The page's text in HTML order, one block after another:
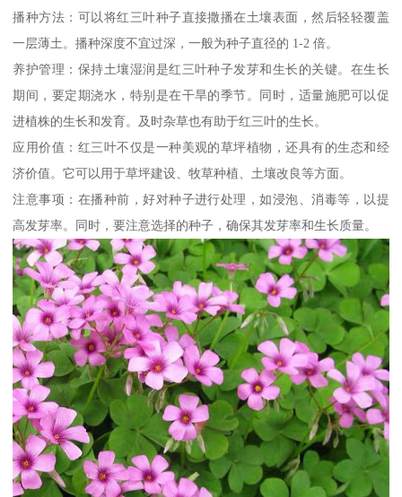
播种方法：可以将红三叶种子直接撒播在土壤表面，然后轻轻覆盖
一层薄土。播种深度不宜过深，一般为种子直径的 1-2 倍。
养护管理：保持土壤湿润是红三叶种子发芽和生长的关键。在生长
期间，要定期浇水，特别是在干旱的季节。同时，适量施肥可以促
进植株的生长和发育。及时杂草也有助于红三叶的生长。
应用价值：红三叶不仅是一种美观的草坪植物，还具有的生态和经
济价值。它可以用于草坪建设、牧草种植、土壤改良等方面。
注意事项：在播种前，好对种子进行处理，如浸泡、消毒等，以提
高发芽率。同时，要注意选择的种子，确保其发芽率和生长质量。